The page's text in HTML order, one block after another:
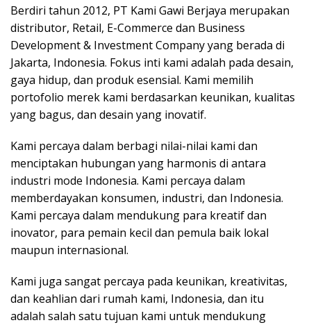
Berdiri tahun 2012, PT Kami Gawi Berjaya merupakan
distributor, Retail, E-Commerce dan Business
Development & Investment Company yang berada di
Jakarta, Indonesia. Fokus inti kami adalah pada desain,
gaya hidup, dan produk esensial. Kami memilih
portofolio merek kami berdasarkan keunikan, kualitas
yang bagus, dan desain yang inovatif.
Kami percaya dalam berbagi nilai-nilai kami dan
menciptakan hubungan yang harmonis di antara
industri mode Indonesia. Kami percaya dalam
memberdayakan konsumen, industri, dan Indonesia.
Kami percaya dalam mendukung para kreatif dan
inovator, para pemain kecil dan pemula baik lokal
maupun internasional.
Kami juga sangat percaya pada keunikan, kreativitas,
dan keahlian dari rumah kami, Indonesia, dan itu
adalah salah satu tujuan kami untuk mendukung